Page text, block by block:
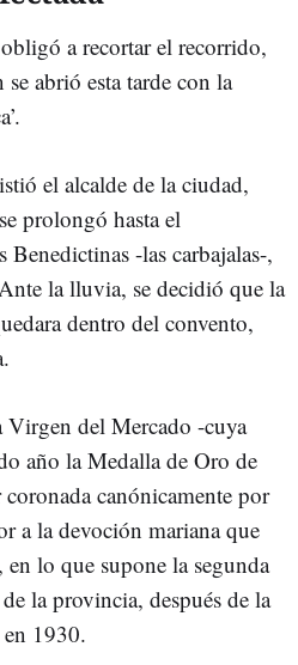
a recortar el recorrido,
abrió esta tarde con la
el alcalde de la ciudad,
prolongó hasta el
-las carbajalas-,
la lluvia, se decidió que la
dentro del convento,
Virgen del Mercado -cuya
año la Medalla de Oro de
canónicamente por
a la devoción mariana que
lo que supone la segunda
la provincia, después de la
1930.